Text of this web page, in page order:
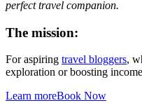
perfect travel companion.
The mission:
For aspiring travel bloggers,
exploration or boosting
Learn moreBook Now